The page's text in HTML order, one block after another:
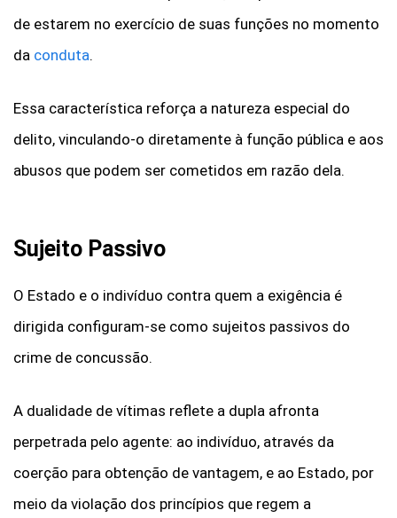
de estarem no exercício de suas funções no momento
da conduta.
Essa característica reforça a natureza especial do
delito, vinculando-o diretamente à função pública e aos
abusos que podem ser cometidos em razão dela.
Sujeito Passivo
O Estado e o indivíduo contra quem a exigência é
dirigida configuram-se como sujeitos passivos do
crime de concussão.
A dualidade de vítimas reflete a dupla afronta
perpetrada pelo agente: ao indivíduo, através da
coerção para obtenção de vantagem, e ao Estado, por
meio da violação dos princípios que regem a